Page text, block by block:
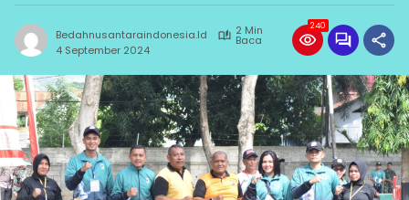
Bedahnusantaraindonesia.id 2 Min
Baca
4 September 2024
240